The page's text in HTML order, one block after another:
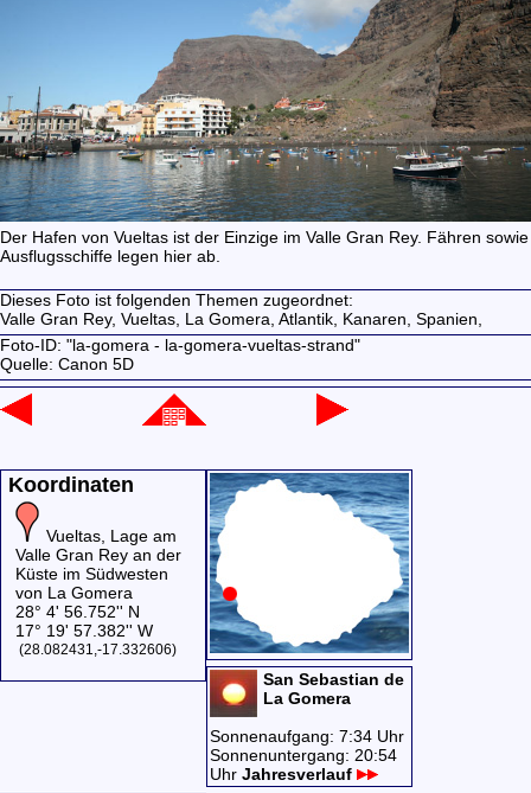
Der Hafen von Vueltas ist der Einzige im Valle Gran Rey. Fähren sowie
Ausflugsschiffe legen hier ab.
Dieses Foto ist folgenden Themen zugeordnet:
Valle Gran Rey, Vueltas, La Gomera, Atlantik, Kanaren, Spanien,
Foto-ID: "la-gomera - la-gomera-vueltas-strand"
Quelle: Canon 5D
Koordinaten
Vueltas, Lage am
Valle Gran Rey an der
Küste im Südwesten
von La Gomera
28° 4' 56.752'' N
17° 19' 57.382'' W
(28.082431,-17.332606)
San Sebastian de
La Gomera
Sonnenaufgang: 7:34 Uhr
Sonnenuntergang: 20:54
Uhr Jahresverlauf